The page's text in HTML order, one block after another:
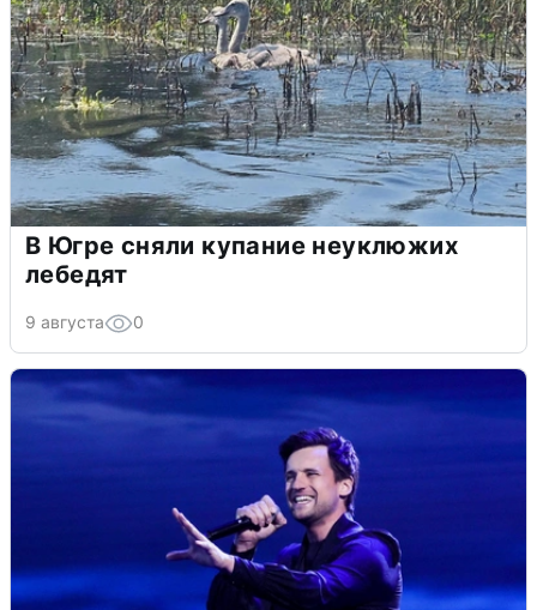
В Югре сняли купание неуклюжих
лебедят
9 августа 0